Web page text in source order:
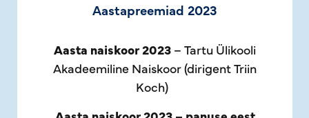
Aastapreemiad 2023
Aasta naiskoor 2023 – Tartu Ülikooli
Akadeemiline Naiskoor (dirigent Triin
Koch)